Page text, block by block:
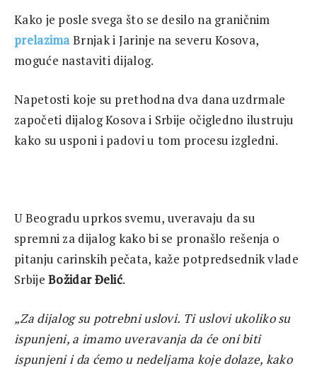
Kako je posle svega što se desilo na graničnim
prelazimaBrnjak i Jarinje na severu Kosova,
moguće nastaviti dijalog.
Napetosti koje su prethodna dva dana uzdrmale
započeti dijalog Kosova i Srbije očigledno ilustruju
kako su usponi i padovi u tom procesu izgledni.
U Beogradu uprkos svemu, uveravaju da su
spremni za dijalog kako bi se pronašlo rešenja o
pitanju carinskih pečata, kaže potpredsednik vlade
SrbijeBožidarĐelić.
„Za dijalog su potrebni uslovi. Ti uslovi ukoliko su
ispunjeni, a imamo uveravanja da će oni biti
ispunjenii da ćemo u nedeljama koje dolaze, kako